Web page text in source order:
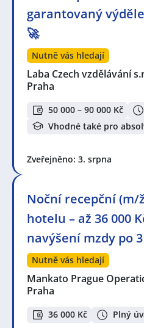
garantovaný
🚀
Nutně vás hledají
Laba Czech vzdělávání
Praha
50 000 – 90 000 Kč
Vhodné také pro
Zveřejněno: 3. srpna
Noční recepční (m/
hotelu – až 36 000
navýšení mzdy po
Nutně vás hledají
Mankato Prague
Praha
36 000 Kč Plný